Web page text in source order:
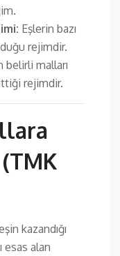
Eşlerin bazı
rejimdir.
belirli malları
rejimdir.
kazandığı
esas alan